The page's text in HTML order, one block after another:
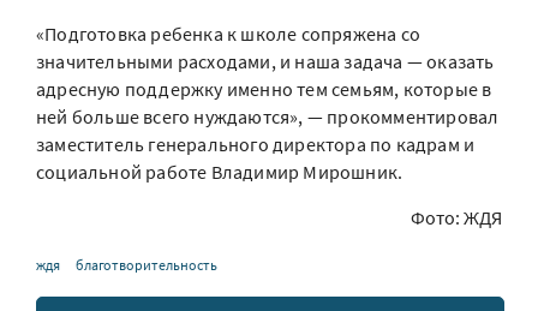
«Подготовка ребенка к школе сопряжена со
значительными расходами, и наша задача — оказать
адресную поддержку именно тем семьям, которые в
ней больше всего нуждаются», — прокомментировал
заместитель генерального директора по кадрам и
социальной работе Владимир Мирошник.
Фото: ЖДЯ
ждя благотворительность